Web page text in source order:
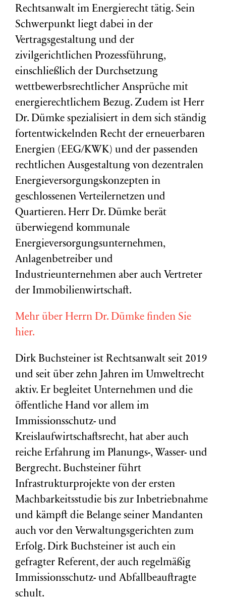
Rechtsanwalt im Energierecht tätig. Sein
Schwerpunkt liegt dabei in der
Vertragsgestaltung und der
zivilgerichtlichen Prozessführung,
einschließlich der Durchsetzung
wettbewerbsrechtlicher Ansprüche mit
energierechtlichem Bezug. Zudem ist Herr
Dr. Dümke spezialisiert in dem sich ständig
fortentwickelnden Recht der erneuerbaren
Energien (EEG/KWK) und der passenden
rechtlichen Ausgestaltung von dezentralen
Energieversorgungskonzepten in
geschlossenen Verteilernetzen und
Quartieren. Herr Dr. Dümke berät
überwiegend kommunale
Energieversorgungsunternehmen,
Anlagenbetreiber und
Industrieunternehmen aber auch Vertreter
der Immobilienwirtschaft.
Mehr über Herrn Dr. Dümke finden Sie
hier.
Dirk Buchsteiner ist Rechtsanwalt seit 2019
und seit über zehn Jahren im Umweltrecht
aktiv. Er begleitet Unternehmen und die
öffentliche Hand vor allem im
Immissionsschutz- und
Kreislaufwirtschaftsrecht, hat aber auch
reiche Erfahrung im Planungs-, Wasser- und
Bergrecht. Buchsteiner führt
Infrastrukturprojekte von der ersten
Machbarkeitsstudie bis zur Inbetriebnahme
und kämpft die Belange seiner Mandanten
auch vor den Verwaltungsgerichten zum
Erfolg. Dirk Buchsteiner ist auch ein
gefragter Referent, der auch regelmäßig
Immissionsschutz- und Abfallbeauftragte
schult.